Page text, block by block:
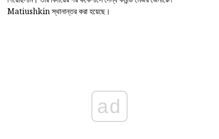
Matiushkin স্থানান্তর করা হয়েছে।
ad